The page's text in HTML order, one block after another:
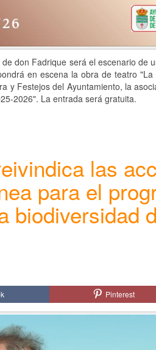
don Fadrique será el escenario de
en escena la obra de teatro
y Festejos del Ayuntamiento, la
2026". La entrada será gratuita.
las
para el
biodiversidad
Pinterest